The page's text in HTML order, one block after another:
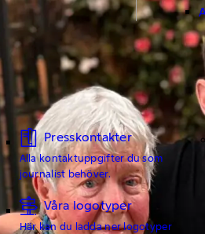
Presskontakter
Alla kontaktuppgifter du som
journalist behöver.
Våra logotyper
Här kan du ladda ner logotyper